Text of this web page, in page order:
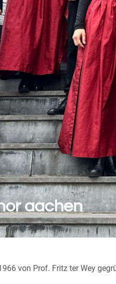
aachen
von Prof. Fritz ter Wey